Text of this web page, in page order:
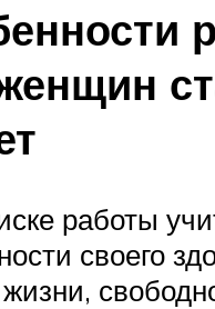
работы
своего